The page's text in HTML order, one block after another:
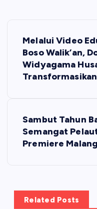
Melalui Video
Boso Walik’an,
Widyagama
Transformasikan
Sambut Tahun
Semangat
Premiere Malang
Related Posts